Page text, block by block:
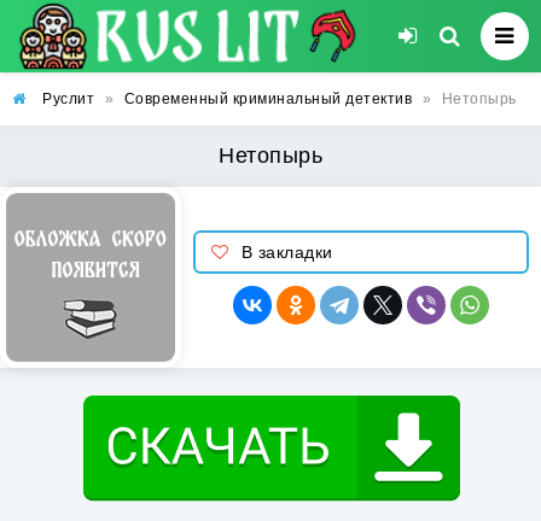
Руслит » Современный криминальный детектив » Нетопырь
Нетопырь
В закладки